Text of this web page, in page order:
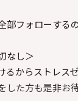
部フォローする
なし＞
るからストレス
した方も是非お